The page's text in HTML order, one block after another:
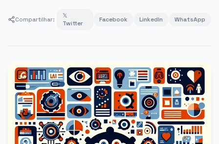
Compartilhar:
𝕏
Twitter
Facebook LinkedIn WhatsApp